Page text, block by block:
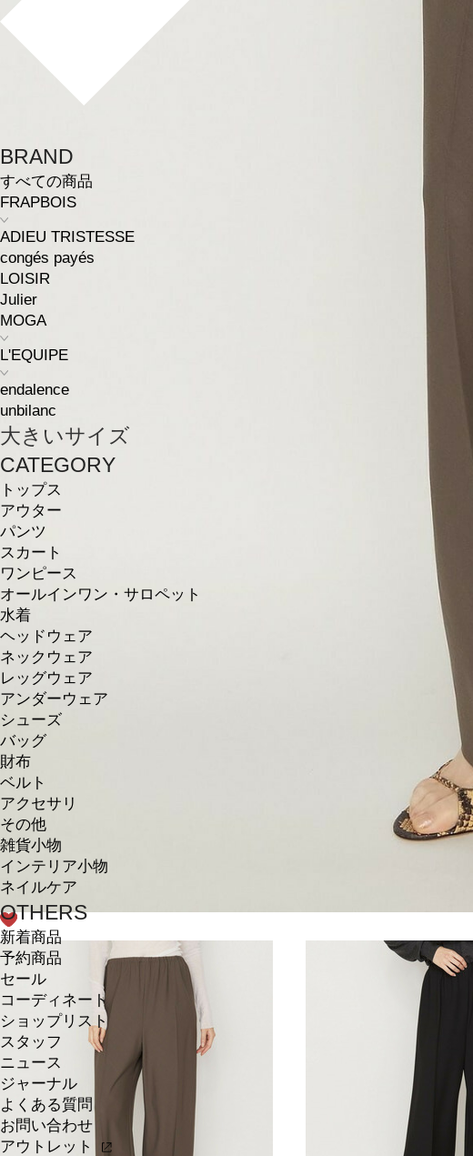
BRAND
すべての商品
FRAPBOIS
ADIEU TRISTESSE
congés payés
LOISIR
Julier
MOGA
L'EQUIPE
endalence
unbilanc
大きいサイズ
CATEGORY
トップス
アウター
パンツ
スカート
ワンピース
オールインワン・サロペット
水着
ヘッドウェア
ネックウェア
レッグウェア
アンダーウェア
シューズ
バッグ
財布
ベルト
アクセサリ
その他
雑貨小物
インテリア小物
ネイルケア
OTHERS
新着商品
予約商品
セール
コーディネート
ショップリスト
スタッフ
ニュース
ジャーナル
よくある質問
お問い合わせ
アウトレット